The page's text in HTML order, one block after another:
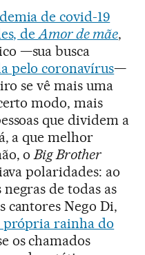
de covid-19
deAmor de mãe,
—sua busca
pelo coronavírus—
se vê mais uma
modo, mais
que dividem a
a que melhor
oBig Brother
polaridades: ao
de todas as
cantores Nego Di,
própria rainha do
os chamados